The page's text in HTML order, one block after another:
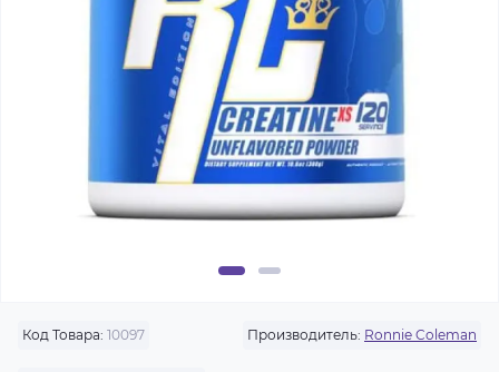
Код Товара: 10097 Производитель: Ronnie Coleman